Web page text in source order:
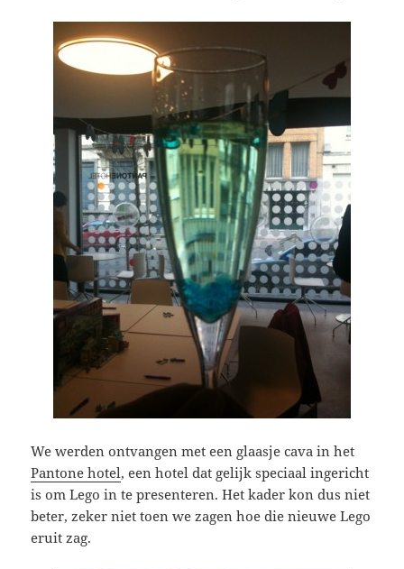
We werden ontvangen met een glaasje cava in het
Pantone hotel, een hotel dat gelijk speciaal ingericht
is om Lego in te presenteren. Het kader kon dus niet
beter, zeker niet toen we zagen hoe die nieuwe Lego
eruit zag.